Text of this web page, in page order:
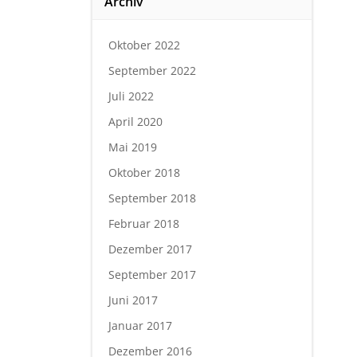
Oktober 2022
September 2022
Juli 2022
April 2020
Mai 2019
Oktober 2018
September 2018
Februar 2018
Dezember 2017
September 2017
Juni 2017
Januar 2017
Dezember 2016